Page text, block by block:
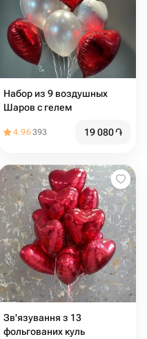
Набор из 9 воздушных
Шаров с гелем
4.96393 19 080֏
Зв'язування з 13
фольгованих куль